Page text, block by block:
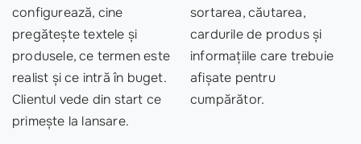
configurează, cine
pregătește textele și
produsele, ce termen este
realist și ce intră în buget.
Clientul vede din start ce
primește la lansare.
sortarea, căutarea,
cardurile de produs și
informațiile care trebuie
afișate pentru
cumpărător.